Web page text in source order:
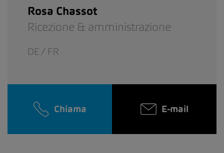
Rosa Chassot
Ricezione & amministrazione
DE / FR
Chiama E-mail